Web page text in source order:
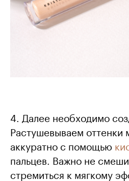
4. Далее необходимо
Растушевываем оттенки
аккуратно с помощью
пальцев. Важно не
стремиться к мягкому